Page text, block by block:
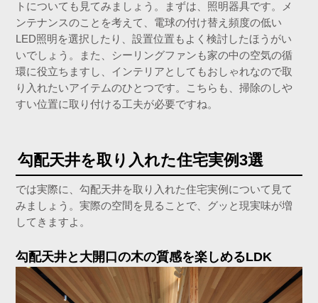
トについても見てみましょう。まずは、照明器具です。メ
ンテナンスのことを考えて、電球の付け替え頻度の低い
LED照明を選択したり、設置位置もよく検討したほうがい
いでしょう。また、シーリングファンも家の中の空気の循
環に役立ちますし、インテリアとしてもおしゃれなので取
り入れたいアイテムのひとつです。こちらも、掃除のしや
すい位置に取り付ける工夫が必要ですね。
勾配天井を取り入れた住宅実例3選
では実際に、勾配天井を取り入れた住宅実例について見て
みましょう。実際の空間を見ることで、グッと現実味が増
してきますよ。
勾配天井と大開口の木の質感を楽しめるLDK